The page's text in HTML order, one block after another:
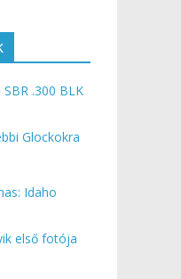
.300 BLK
Glockokra
Idaho
első fotója